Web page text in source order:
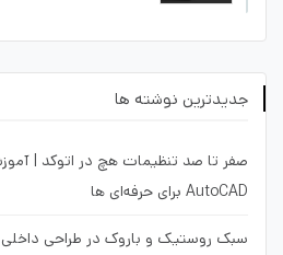
جدیدترین نوشته ها
AutoCAD برای حرفه‌ای ها
سبک روستیک و باروک در طراحی داخلی